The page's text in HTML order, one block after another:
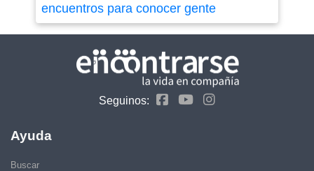
encuentros para conocer gente
Seguinos:
Ayuda
Buscar